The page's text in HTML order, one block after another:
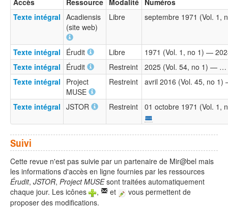
Accès Ressource Modalité Numéros
Texte intégral Acadiensis
(site web)
Libre septembre 1971 (Vol.
Texte intégral Érudit Libre
1971 (Vol. 1, no 1) —
Texte intégral
Érudit Restreint
2025 (Vol. 54, no 1) — …
Texte intégral
Project
MUSE
Restreint avril 2016 (Vol. 45, no
Texte intégral JSTOR Restreint 01 octobre 1971 (Vol. 1,
Suivi
Cette revue n'est pas suivie par un partenaire de Mir@bel mais
les informations d'accès en ligne fournies par les ressources
Érudit, JSTOR, Project MUSEsont traitées automatiquement
chaque jour. Les icônes
, et
vous permettent de
proposer des modifications.